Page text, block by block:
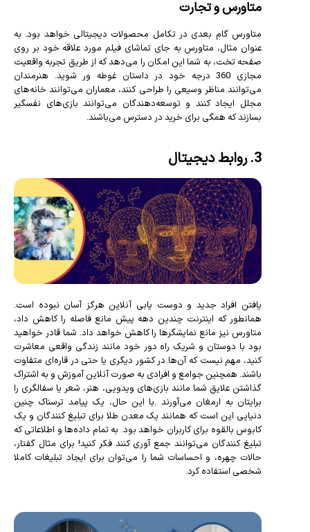
متاورس و تجارت
متاورس گام بعدی در تکامل محصولات دیجیتالی خواهد بود. به
عنوان مثال، متاورس به جای تماشای فیلم مورد علاقه خود بر روی
صفحه تخت، به شما این امکان را می‌دهد که از طریق تجربه واقعیت
مجازی 360 درجه خود در داستان غوطه ور شوید. هنرمندان
می‌توانند مناظر وسیعی را طراحی کنند، معماران می‌توانند خانه‌های
مجلل ایجاد کنند و توسعه‌دهندگان می‌توانند بازی‌های نفسگیر
بسازند که همگی برای خرید در دسترس می‌باشند.
3. روابط دیجیتال
یافتن افراد جدید و دوست یابی آنلاین هرگز آسان نبوده است.
همانطور که اینترنت چندین دهه پیش مانع فاصله را کاهش داد،
متاورس نیز مانع نمایشگرها را کاهش خواهد داد. شما قادر خواهید
بود با دوستان و شریک راه دور خود مانند زندگی واقعی معاشرت
کنید، مهم نیست که آن‌ها در کشور دیگری یا حتی در قاره‌ای متفاوت
باشند. همچنین جوامع و افرادی به صورت آنلاین آموزش و به اشتراک
گذاشتن علایق شما مانند بازی‌های ویدویی، هنر، شعر یا سفالگری را
برایتان به ارمغان می‌آورند .با این حال، یک پیامد ترسناک چنین
دنیایی این است که همانند یک معدن طلا برای تبلیغ کنندگان و یک
کابوس بالقوه برای کاربران خواهد بود. به تمام داده‌ها و اطلاعاتی که
تبلیغ کنندگان می‌توانند جمع آوری کنند فکر کنید! برای مثال گفتار،
حالات چهره، و احساسات شما را می‌توان برای ایجاد تبلیغات کاملا
شخصی استفاده کرد.